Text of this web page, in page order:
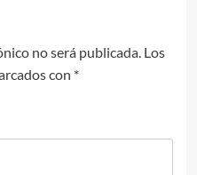
no será publicada. Los
con *